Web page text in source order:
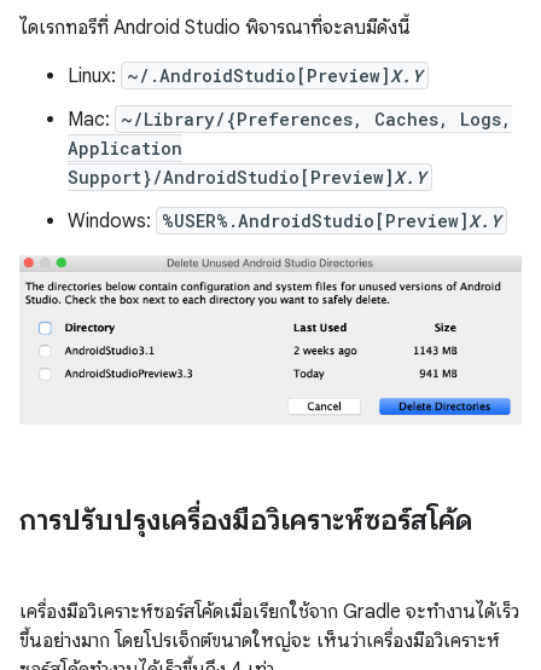
ไดเรกทอรีที่ Android Studio พิจารณาที่จะลบมีดังนี้
Linux: ~/.AndroidStudio[Preview] X.Y
Mac: ~/Library/{Preferences, Caches, Logs,
Application
Support}/AndroidStudio[Preview] X.Y
Windows: %USER%.AndroidStudio[Preview] X.Y
การปรับปรุงเครื่องมือวิเคราะห์ซอร์สโค้ด
เครื่องมือวิเคราะห์ซอร์สโค้ดเมื่อเรียกใช้จาก Gradle จะทำงานได้เร็ว
ขึ้นอย่างมาก โดยโปรเจ็กต์ขนาดใหญ่จะ เห็นว่าเครื่องมือวิเคราะห์